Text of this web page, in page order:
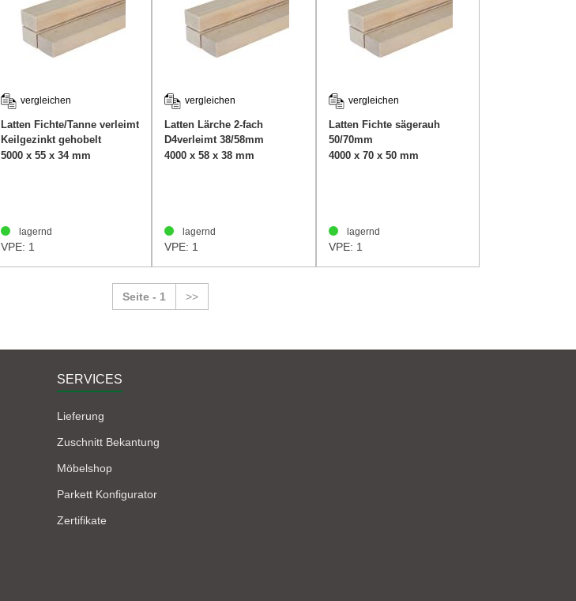
vergleichen
Latten Fichte/Tanne verleimt
Keilgezinkt gehobelt
34/55mm
5000 x 55 x 34 mm
lagernd
VPE: 1
vergleichen
Latten Lärche 2-fach
D4verleimt 38/58mm
4000 x 58 x 38 mm
lagernd
VPE: 1
vergleichen
Latten Fichte sägerauh
50/70mm
4000 x 70 x 50 mm
lagernd
VPE: 1
Seite - 1 >>
SERVICES
Lieferung
Zuschnitt Bekantung
Möbelshop
Parkett Konfigurator
Zertifikate